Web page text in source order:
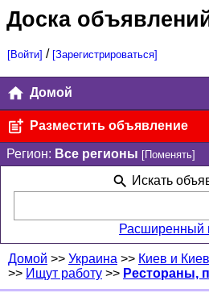
Доска
[Войти] / [Зарегистрироваться]
Домой
Разместить объявление
Регион: Все регионы [Поменять]
Искать
Расширенный
Домой >> Украина >> Киев и
>> Ищут работу >> Рестораны,